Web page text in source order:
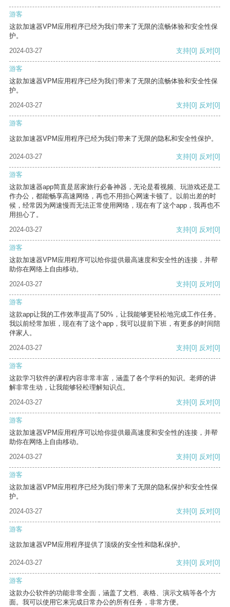
游客
这款加速器VPM应用程序已经为我们带来了无限的流畅体验和安全性保
护。
2024-03-27
支持[0] 反对[0]
游客
这款加速器VPM应用程序已经为我们带来了无限的流畅体验和安全性保
护。
2024-03-27
支持[0] 反对[0]
游客
这款加速器VPM应用程序已经为我们带来了无限的隐私和安全性保护。
2024-03-27 支持[0] 反对[0]
游客
这款加速器app简直是居家旅行必备神器，无论是看视频、玩游戏还是工
作办公，都能畅享高速网络，再也不用担心网速卡顿了。以前出差的时
候，经常因为网速慢而无法正常使用网络，现在有了这个app，我再也不
用担心了。
2024-03-27
支持[0] 反对[0]
游客
这款加速器VPM应用程序可以给你提供最高速度和安全性的连接，并帮
助你在网络上自由移动。
2024-03-27
支持[0] 反对[0]
游客
这款app让我的工作效率提高了50%，让我能够更轻松地完成工作任务。
我以前经常加班，现在有了这个app，我可以提前下班，有更多的时间陪
伴家人。
2024-03-27
支持[0] 反对[0]
游客
这款学习软件的课程内容非常丰富，涵盖了各个学科的知识。老师的讲
解非常生动，让我能够轻松理解知识点。
2024-03-27
支持[0] 反对[0]
游客
这款加速器VPM应用程序可以给你提供最高速度和安全性的连接，并帮
助你在网络上自由移动。
2024-03-27
支持[0] 反对[0]
游客
这款加速器VPM应用程序已经为我们带来了无限的隐私保护和安全性保
护。
2024-03-27
支持[0] 反对[0]
游客
这款加速器VPM应用程序提供了顶级的安全性和隐私保护。
2024-03-27 支持[0] 反对[0]
游客
这款办公软件的功能非常全面，涵盖了文档、表格、演示文稿等各个方
面。我可以使用它来完成日常办公的所有任务，非常方便。